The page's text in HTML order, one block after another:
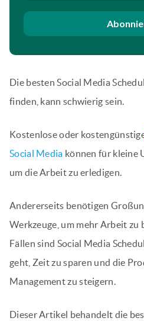
Die besten Social Media
finden, kann schwierig sein.
Kostenlose oder
Social Media können für kleine
um die Arbeit zu erledigen.
Andererseits benötigen
Werkzeuge, um mehr Arbeit zu
Fällen sind Social Media
geht, Zeit zu sparen und die
Management zu steigern.
Dieser Artikel behandelt die